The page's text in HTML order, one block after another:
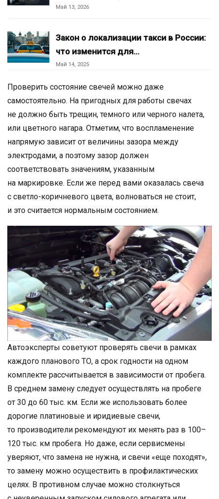
Май 13, 2026
Закон о локализации такси в России:
что изменится для…
Май 14, 2025
Проверить состояние свечей можно даже
самостоятельно. На пригодных для работы свечах
не должно быть трещин, темного или черного налета,
или цветного нагара. Отметим, что воспламенение
напрямую зависит от величины зазора между
электродами, а поэтому зазор должен
соответствовать значениям, указанным
на маркировке. Если же перед вами оказалась свеча
с светло-коричневого цвета, волноваться не стоит,
и это считается нормальным состоянием.
Автоэксперты советуют проверять свечи в рамках
каждого планового ТО, а срок годности на одном
комплекте рассчитывается в зависимости от пробега.
В среднем замену следует осуществлять на пробеге
от 30 до 60 тыс. км. Если же использовать более
дорогие платиновые и иридиевые свечи,
то производители рекомендуют их менять раз в 100–
120 тыс. км пробега. Но даже, если сервисмены
уверяют, что замена не нужна, и свечи «еще походят»,
то замену можно осуществить в профилактических
целях. В противном случае можно столкнуться